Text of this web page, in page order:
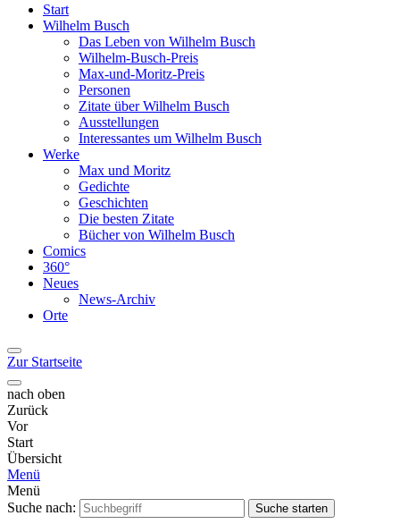
Start
Wilhelm Busch
Das Leben von Wilhelm Busch
Wilhelm-Busch-Preis
Max-und-Moritz-Preis
Personen
Zitate über Wilhelm Busch
Ausstellungen
Interessantes um Wilhelm Busch
Werke
Max und Moritz
Gedichte
Geschichten
Die besten Zitate
Bücher von Wilhelm Busch
Comics
360°
Neues
News-Archiv
Orte
Zur Startseite
nach oben
Zurück
Vor
Start
Übersicht
Menü
Menü
Suche nach:
Suche starten